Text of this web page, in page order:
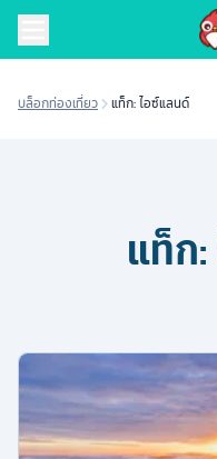
บล็อกท่องเที่ยว แท็ก: ไอซ์แลนด์
แท็ก: